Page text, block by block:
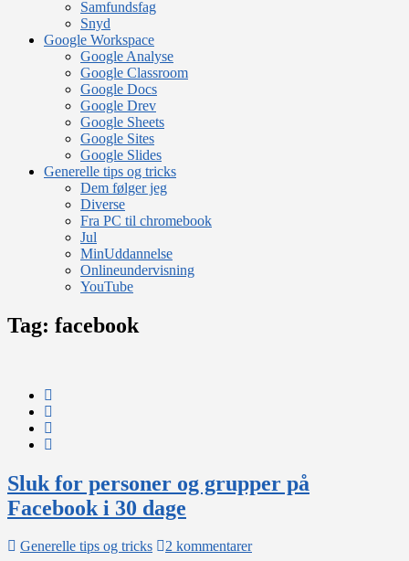
Samfundsfag
Snyd
Google Workspace
Google Analyse
Google Classroom
Google Docs
Google Drev
Google Sheets
Google Sites
Google Slides
Generelle tips og tricks
Dem følger jeg
Diverse
Fra PC til chromebook
Jul
MinUddannelse
Onlineundervisning
YouTube
Tag: facebook
Sluk for personer og grupper på
Facebook i 30 dage
Generelle tips og tricks 2 kommentarertil